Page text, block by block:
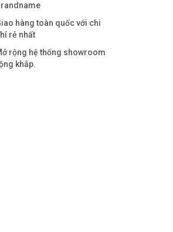
hàng toàn quốc với chi
rẻ nhất
rộng hệ thống showroom
khắp.